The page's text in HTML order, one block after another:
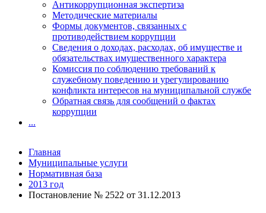
Антикоррупционная экспертиза
Методические материалы
Формы документов, связанных с
противодействием коррупции
Сведения о доходах, расходах, об имуществе и
обязательствах имущественного характера
Комиссия по соблюдению требований к
служебному поведению и урегулированию
конфликта интересов на муниципальной службе
Обратная связь для сообщений о фактах
коррупции
...
Главная
Муниципальные услуги
Нормативная база
2013 год
Постановление № 2522 от 31.12.2013